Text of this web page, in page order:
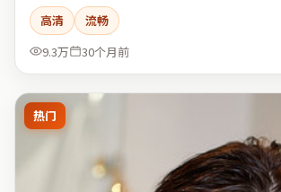
高清
流畅
9.3万
30个月前
热门